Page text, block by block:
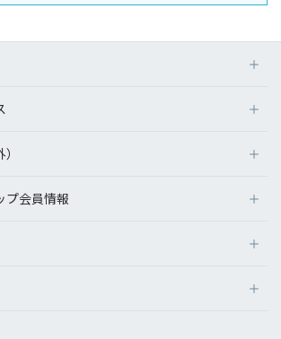
プ会員情報